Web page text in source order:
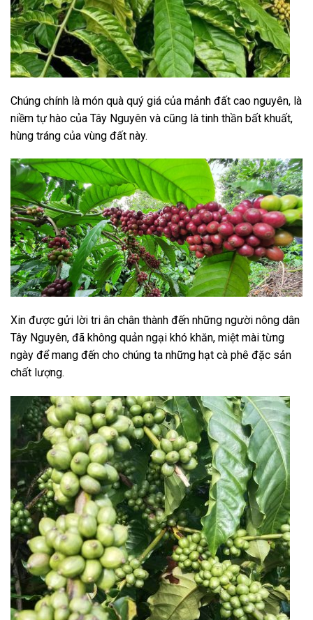
Chúng chính là món quà quý giá của mảnh đất cao nguyên, là
niềm tự hào của Tây Nguyên và cũng là tinh thần bất khuất,
hùng tráng của vùng đất này.
Xin được gửi lời tri ân chân thành đến những người nông dân
Tây Nguyên, đã không quản ngại khó khăn, miệt mài từng
ngày để mang đến cho chúng ta những hạt cà phê đặc sản
chất lượng.